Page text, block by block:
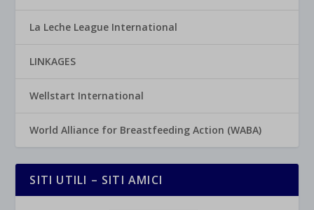
La Leche League International
LINKAGES
Wellstart International
World Alliance for Breastfeeding Action (WABA)
SITI UTILI – SITI AMICI